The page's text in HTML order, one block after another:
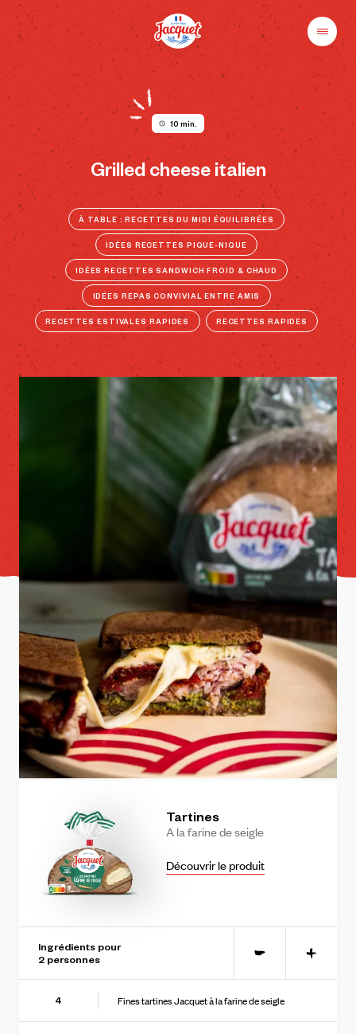
Skip
content
Pains
Jacquet
Champs
libres
au
plaisir
Menu
10 min.
Grilled cheese italien
À TABLE : RECETTES DU MIDI ÉQUILIBRÉES
IDÉES RECETTES PIQUE-NIQUE
IDÉES RECETTES SANDWICH FROID & CHAUD
IDÉES REPAS CONVIVIAL ENTRE AMIS
RECETTES ESTIVALES RAPIDES RECETTES RAPIDES
Tartines
Alafarinedeseigle
Découvrir le produit
Ingrédients pour
2 personnes - +
4 Fines tartines Jacquet à la farine de seigle